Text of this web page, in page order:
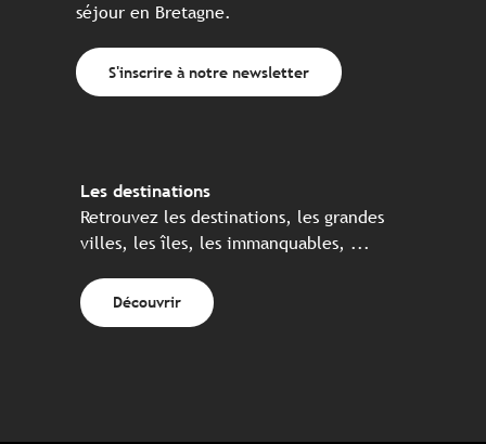
séjour en Bretagne.
S'inscrire à notre newsletter
Les destinations
Retrouvez les destinations, les grandes
villes, les îles, les immanquables, ...
Découvrir